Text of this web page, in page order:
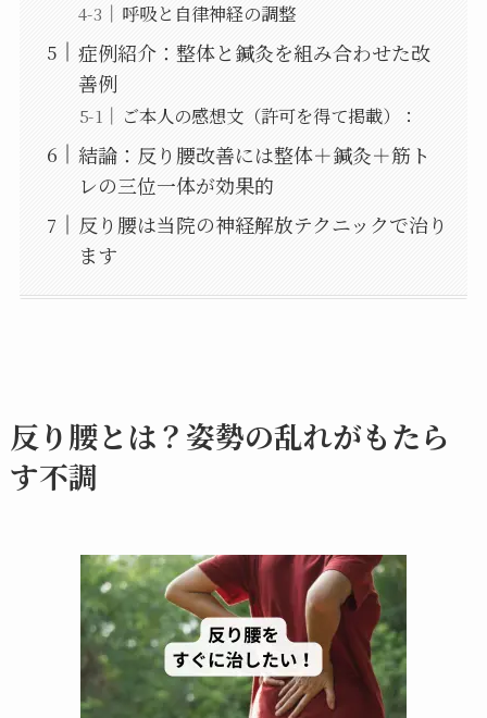
呼吸と自律神経の調整
症例紹介：整体と鍼灸を組み合わせた改
善例
ご本人の感想文（許可を得て掲載）：
結論：反り腰改善には整体＋鍼灸＋筋ト
レの三位一体が効果的
反り腰は当院の神経解放テクニックで治り
ます
反り腰とは？姿勢の乱れがもたら
す不調